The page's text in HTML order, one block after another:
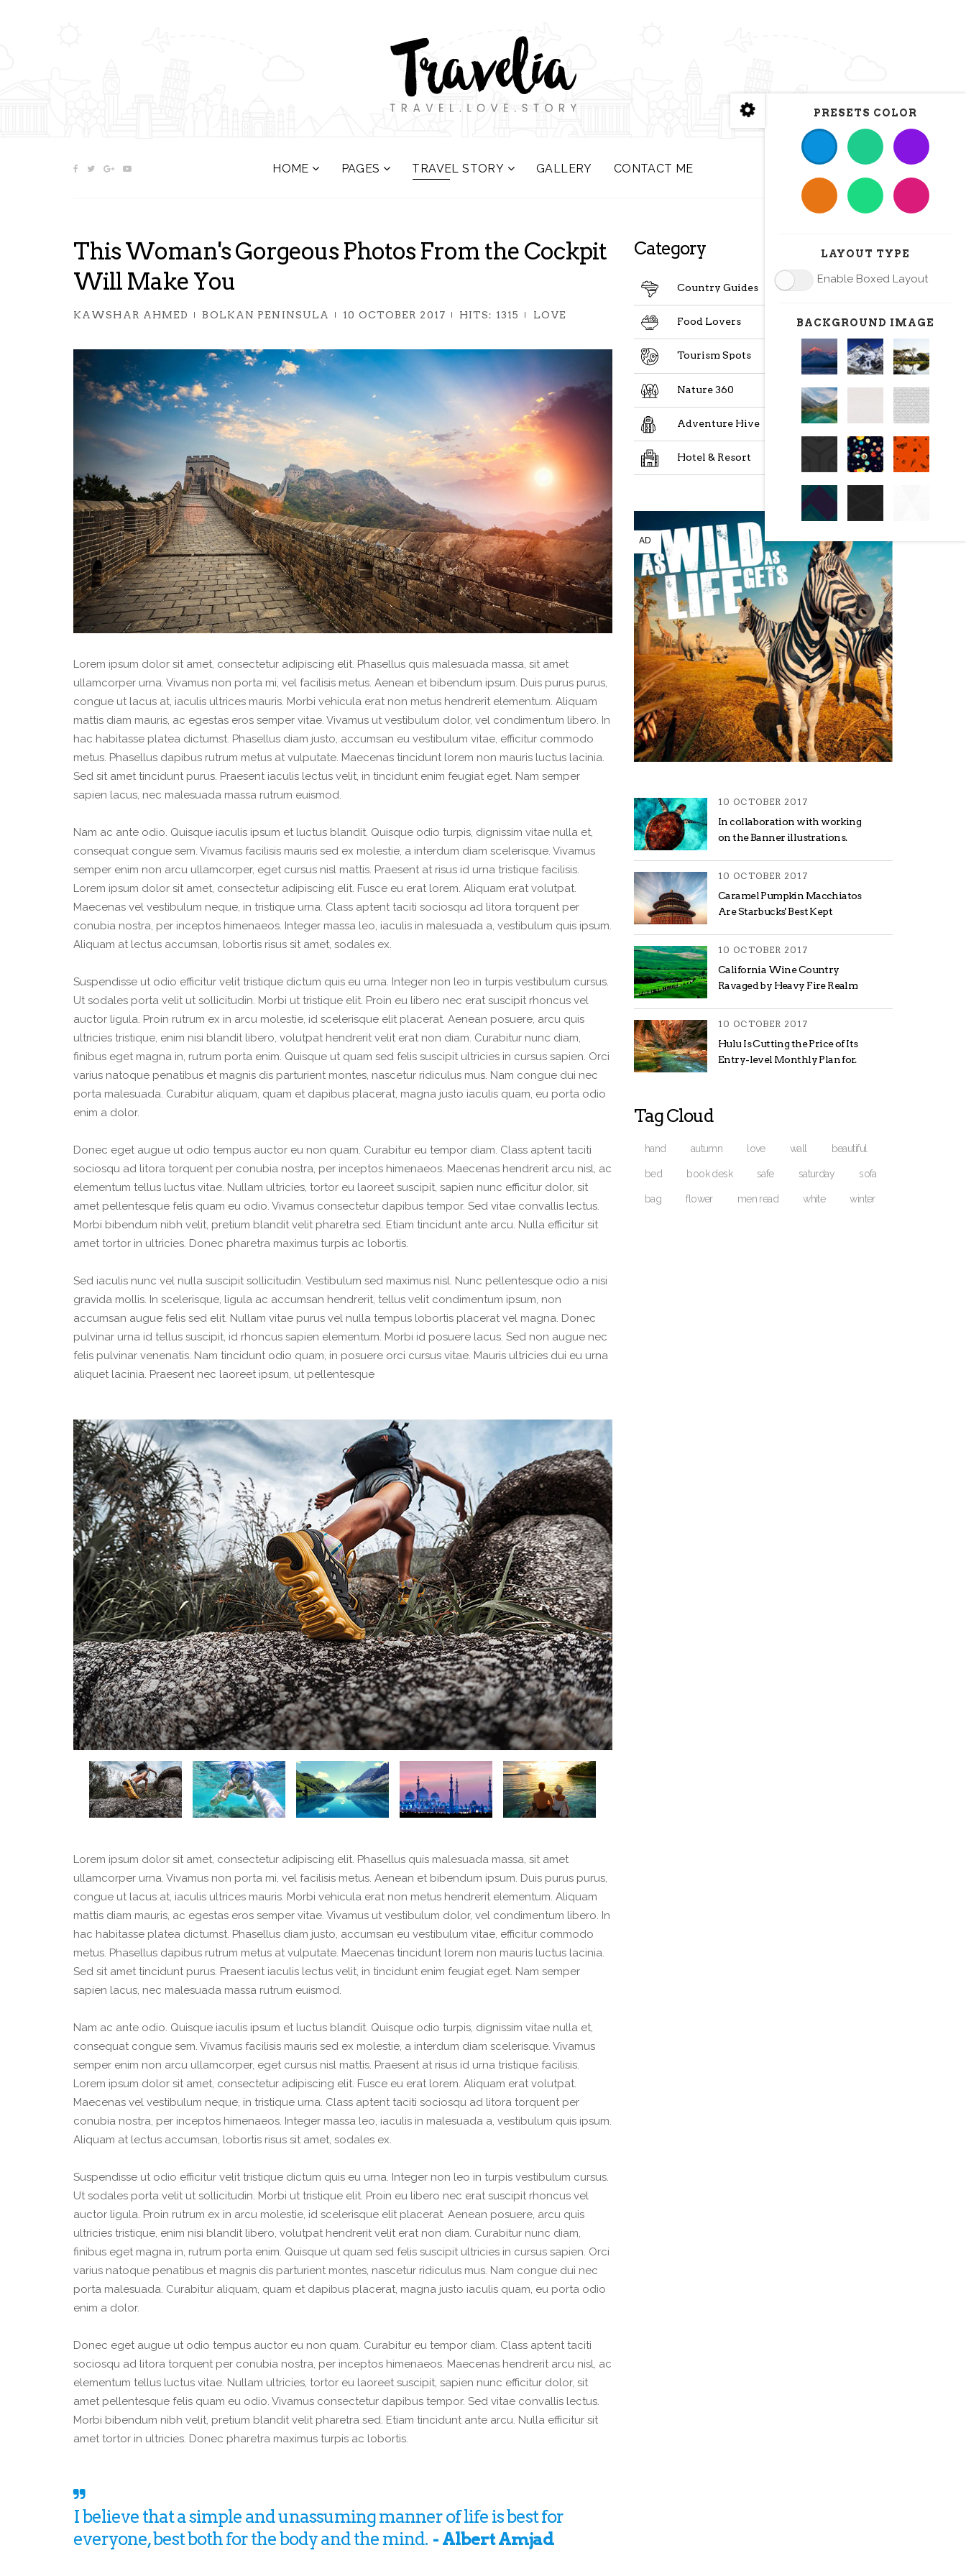
HOME PAGES TRAVEL STORY GALLERY CONTACT ME
This Woman's Gorgeous Photos From the Cockpit
Will Make You
KAWSHAR AHMED BOLKAN PENINSULA 10 OCTOBER 2017 HITS: 1315 LOVE
Lorem ipsum dolor sit amet, consectetur adipiscing elit. Phasellus quis malesuada massa, sit amet
ullamcorper urna. Vivamus non porta mi, vel facilisis metus. Aenean et bibendum ipsum. Duis purus purus,
congue ut lacus at, iaculis ultrices mauris. Morbi vehicula erat non metus hendrerit elementum. Aliquam
mattis diam mauris, ac egestas eros semper vitae. Vivamus ut vestibulum dolor, vel condimentum libero. In
hac habitasse platea dictumst. Phasellus diam justo, accumsan eu vestibulum vitae, efficitur commodo
metus. Phasellus dapibus rutrum metus at vulputate. Maecenas tincidunt lorem non mauris luctus lacinia.
Sed sit amet tincidunt purus. Praesent iaculis lectus velit, in tincidunt enim feugiat eget. Nam semper
sapien lacus, nec malesuada massa rutrum euismod.
Nam ac ante odio. Quisque iaculis ipsum et luctus blandit. Quisque odio turpis, dignissim vitae nulla et,
consequat congue sem. Vivamus facilisis mauris sed ex molestie, a interdum diam scelerisque. Vivamus
semper enim non arcu ullamcorper, eget cursus nisl mattis. Praesent at risus id urna tristique facilisis.
Lorem ipsum dolor sit amet, consectetur adipiscing elit. Fusce eu erat lorem. Aliquam erat volutpat.
Maecenas vel vestibulum neque, in tristique urna. Class aptent taciti sociosqu ad litora torquent per
conubia nostra, per inceptos himenaeos. Integer massa leo, iaculis in malesuada a, vestibulum quis ipsum.
Aliquam at lectus accumsan, lobortis risus sit amet, sodales ex.
Suspendisse ut odio efficitur velit tristique dictum quis eu urna. Integer non leo in turpis vestibulum cursus.
Ut sodales porta velit ut sollicitudin. Morbi ut tristique elit. Proin eu libero nec erat suscipit rhoncus vel
auctor ligula. Proin rutrum ex in arcu molestie, id scelerisque elit placerat. Aenean posuere, arcu quis
ultricies tristique, enim nisi blandit libero, volutpat hendrerit velit erat non diam. Curabitur nunc diam,
finibus eget magna in, rutrum porta enim. Quisque ut quam sed felis suscipit ultricies in cursus sapien. Orci
varius natoque penatibus et magnis dis parturient montes, nascetur ridiculus mus. Nam congue dui nec
porta malesuada. Curabitur aliquam, quam et dapibus placerat, magna justo iaculis quam, eu porta odio
enim a dolor.
Donec eget augue ut odio tempus auctor eu non quam. Curabitur eu tempor diam. Class aptent taciti
sociosqu ad litora torquent per conubia nostra, per inceptos himenaeos. Maecenas hendrerit arcu nisl, ac
elementum tellus luctus vitae. Nullam ultricies, tortor eu laoreet suscipit, sapien nunc efficitur dolor, sit
amet pellentesque felis quam eu odio. Vivamus consectetur dapibus tempor. Sed vitae convallis lectus.
Morbi bibendum nibh velit, pretium blandit velit pharetra sed. Etiam tincidunt ante arcu. Nulla efficitur sit
amet tortor in ultricies. Donec pharetra maximus turpis ac lobortis.
Sed iaculis nunc vel nulla suscipit sollicitudin. Vestibulum sed maximus nisl. Nunc pellentesque odio a nisi
gravida mollis. In scelerisque, ligula ac accumsan hendrerit, tellus velit condimentum ipsum, non
accumsan augue felis sed elit. Nullam vitae purus vel nulla tempus lobortis placerat vel magna. Donec
pulvinar urna id tellus suscipit, id rhoncus sapien elementum. Morbi id posuere lacus. Sed non augue nec
felis pulvinar venenatis. Nam tincidunt odio quam, in posuere orci cursus vitae. Mauris ultricies dui eu urna
aliquet lacinia. Praesent nec laoreet ipsum, ut pellentesque
Lorem ipsum dolor sit amet, consectetur adipiscing elit. Phasellus quis malesuada massa, sit amet
ullamcorper urna. Vivamus non porta mi, vel facilisis metus. Aenean et bibendum ipsum. Duis purus purus,
congue ut lacus at, iaculis ultrices mauris. Morbi vehicula erat non metus hendrerit elementum. Aliquam
mattis diam mauris, ac egestas eros semper vitae. Vivamus ut vestibulum dolor, vel condimentum libero. In
hac habitasse platea dictumst. Phasellus diam justo, accumsan eu vestibulum vitae, efficitur commodo
metus. Phasellus dapibus rutrum metus at vulputate. Maecenas tincidunt lorem non mauris luctus lacinia.
Sed sit amet tincidunt purus. Praesent iaculis lectus velit, in tincidunt enim feugiat eget. Nam semper
sapien lacus, nec malesuada massa rutrum euismod.
Nam ac ante odio. Quisque iaculis ipsum et luctus blandit. Quisque odio turpis, dignissim vitae nulla et,
consequat congue sem. Vivamus facilisis mauris sed ex molestie, a interdum diam scelerisque. Vivamus
semper enim non arcu ullamcorper, eget cursus nisl mattis. Praesent at risus id urna tristique facilisis.
Lorem ipsum dolor sit amet, consectetur adipiscing elit. Fusce eu erat lorem. Aliquam erat volutpat.
Maecenas vel vestibulum neque, in tristique urna. Class aptent taciti sociosqu ad litora torquent per
conubia nostra, per inceptos himenaeos. Integer massa leo, iaculis in malesuada a, vestibulum quis ipsum.
Aliquam at lectus accumsan, lobortis risus sit amet, sodales ex.
Suspendisse ut odio efficitur velit tristique dictum quis eu urna. Integer non leo in turpis vestibulum cursus.
Ut sodales porta velit ut sollicitudin. Morbi ut tristique elit. Proin eu libero nec erat suscipit rhoncus vel
auctor ligula. Proin rutrum ex in arcu molestie, id scelerisque elit placerat. Aenean posuere, arcu quis
ultricies tristique, enim nisi blandit libero, volutpat hendrerit velit erat non diam. Curabitur nunc diam,
finibus eget magna in, rutrum porta enim. Quisque ut quam sed felis suscipit ultricies in cursus sapien. Orci
varius natoque penatibus et magnis dis parturient montes, nascetur ridiculus mus. Nam congue dui nec
porta malesuada. Curabitur aliquam, quam et dapibus placerat, magna justo iaculis quam, eu porta odio
enim a dolor.
Donec eget augue ut odio tempus auctor eu non quam. Curabitur eu tempor diam. Class aptent taciti
sociosqu ad litora torquent per conubia nostra, per inceptos himenaeos. Maecenas hendrerit arcu nisl, ac
elementum tellus luctus vitae. Nullam ultricies, tortor eu laoreet suscipit, sapien nunc efficitur dolor, sit
amet pellentesque felis quam eu odio. Vivamus consectetur dapibus tempor. Sed vitae convallis lectus.
Morbi bibendum nibh velit, pretium blandit velit pharetra sed. Etiam tincidunt ante arcu. Nulla efficitur sit
amet tortor in ultricies. Donec pharetra maximus turpis ac lobortis.
I believe that a simple and unassuming manner of life is best for
everyone, best both for the body and the mind.
Albert Amjad
Category
Country Guides
Food Lovers
Tourism Spots
Nature 360
Adventure Hive
Hotel & Resort
10 OCTOBER 2017
In collaboration with working
on the Banner illustrations.
10 OCTOBER 2017
Caramel Pumpkin Macchiatos
Are Starbucks' Best Kept
10 OCTOBER 2017
California Wine Country
Ravaged by Heavy Fire Realm
10 OCTOBER 2017
Hulu Is Cutting the Price of Its
Entry-level Monthly Plan for.
Tag Cloud
hand autumn love wall beautiful
bed book desk safe saturday sofa
bag flower men read white winter
PRESETS COLOR
LAYOUT TYPE
Enable Boxed Layout
BACKGROUND IMAGE